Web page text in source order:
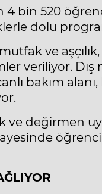
4 bin 520
dolu
ve
veriliyor.
bakım
ve değirmen